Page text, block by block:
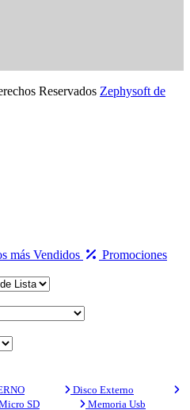
Reservados Zephysoft de
más Vendidos
Promociones
Disco Externo
SD
Memoria Usb